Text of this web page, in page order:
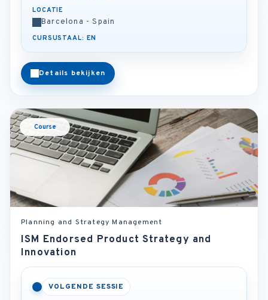
LOCATIE
Barcelona - Spain
CURSUSTAAL: EN
Details bekijken
Course
Planning and Strategy Management
ISM Endorsed Product Strategy and
Innovation
VOLGENDE SESSIE